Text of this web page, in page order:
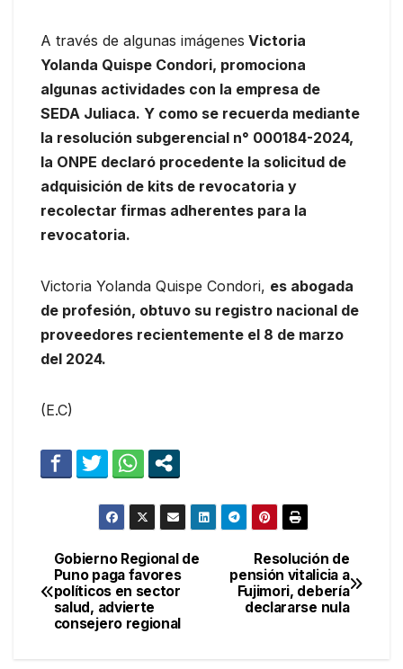
A través de algunas imágenes Victoria
Yolanda Quispe Condori, promociona
algunas actividades con la empresa de
SEDA Juliaca. Y como se recuerda mediante
la resolución subgerencial n° 000184-2024,
la ONPE declaró procedente la solicitud de
adquisición de kits de revocatoria y
recolectar firmas adherentes para la
revocatoria.
Victoria Yolanda Quispe Condori, es abogada
de profesión, obtuvo su registro nacional de
proveedores recientemente el 8 de marzo
del 2024.
(E.C)
Navegación
de
entradas
Resolución de
pensión vitalicia a
Fujimori, debería
declararse nula
Gobierno Regional de
Puno paga favores
políticos en sector
salud, advierte
consejero regional